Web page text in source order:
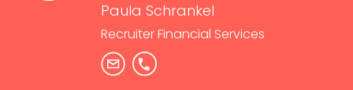
Paula Schrankel
Recruiter Financial Services